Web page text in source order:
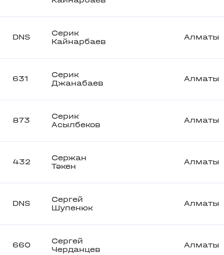
DNS
Серик
Кайнарбаев
Алматы
631
Серик
Джанабаев
Алматы
873
Серик
Асылбеков
Алматы
432
Сержан
Тәкен
Алматы
DNS
Сергей
Шупенюк
Алматы
660
Сергей
Черданцев
Алматы